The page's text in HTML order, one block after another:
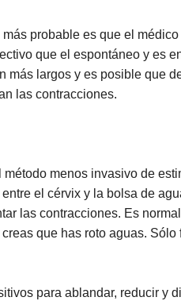
probable es que el
que el espontáneo y es
largos y es posible que
las contracciones.
menos invasivo de
el cérvix y la bolsa de
las contracciones. Es
que has roto aguas.
para ablandar, reducir y